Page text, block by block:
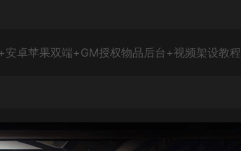
卓苹果双端+GM授权物品后台+视频架设教程